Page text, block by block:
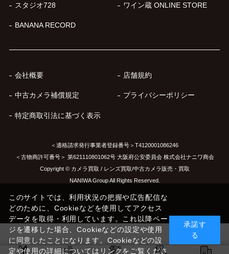
スタジオ728 ワイン蔵 ONLINE STORE
BANANA RECORD
会社概要 店舗規約
中古カメラ補償規定 プライバシーポリシー
特定商取引法に基づく表示
＜適格請求発行事業者登録番号＞T4120001086246
＜古物商許可番号＞ 第621110801062号 大阪府公安委員会 株式会社ナニワ商会
Copyright © カメラ買取 / レンズ買取/中古カメラ販売・買取
NANIWA Group All Rights Reserved.
このサイトでは、利用状況の把握や広告配信な
どのために、Cookieなどを使用してアクセス
データを取得・利用しています。これ以降ペー
ジを遷移した場合、Cookieなどの設定や使用
に同意したことになります。Cookieなどの設
定や使用の詳細についてはリンクをご覧くださ
承諾す
る